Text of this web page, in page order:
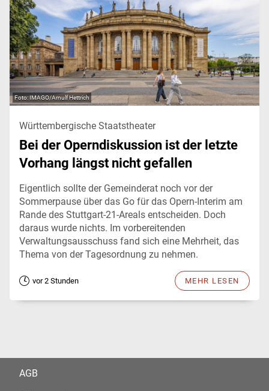
IMAGO/Arnulf Hettrich
Württembergische Staatstheater
Bei der Operndiskussion ist der letzte
Vorhang längst nicht gefallen
Eigentlich sollte der Gemeinderat noch vor der
Sommerpause über das Go für das Opern-Interim am
Rande des Stuttgart-21-Areals entscheiden. Doch
daraus wurde nichts. Im vorbereitenden
Verwaltungsausschuss fand sich eine Mehrheit, das
Thema von der Tagesordnung zu nehmen.
vor 2 Stunden MEHR LESEN
AGB